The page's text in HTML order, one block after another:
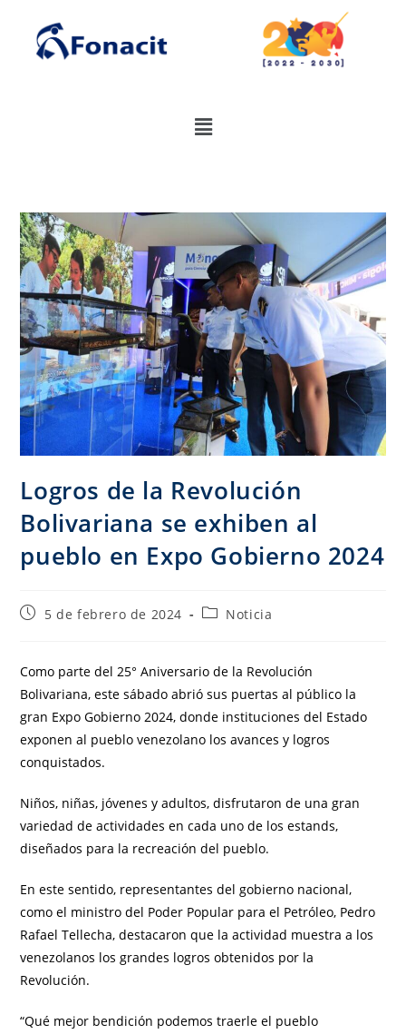
Logros de la Revolución
Bolivariana se exhiben al
pueblo en Expo Gobierno 2024
5 de febrero de 2024 Noticia
Como parte del 25° Aniversario de la Revolución
Bolivariana, este sábado abrió sus puertas al público la
gran Expo Gobierno 2024, donde instituciones del Estado
exponen al pueblo venezolano los avances y logros
conquistados.
Niños, niñas, jóvenes y adultos, disfrutaron de una gran
variedad de actividades en cada uno de los estands,
diseñados para la recreación del pueblo.
En este sentido, representantes del gobierno nacional,
como el ministro del Poder Popular para el Petróleo, Pedro
Rafael Tellecha, destacaron que la actividad muestra a los
venezolanos los grandes logros obtenidos por la
Revolución.
“Qué mejor bendición podemos traerle el pueblo